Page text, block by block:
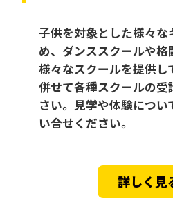
子供を対象とした様々
め、ダンススクールや
様々なスクールを提供し
併せて各種スクールの
さい。見学や体験につ
い合せください。
詳しく見